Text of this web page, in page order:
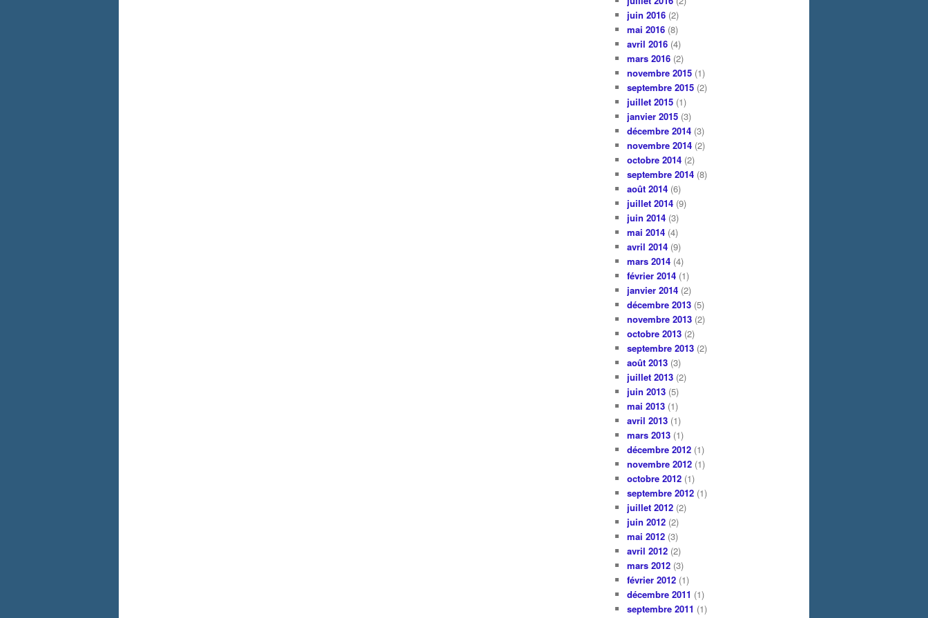
juin 2016 (2)
mai 2016 (8)
avril 2016 (4)
mars 2016 (2)
novembre 2015 (1)
septembre 2015 (2)
juillet 2015 (1)
janvier 2015 (3)
décembre 2014 (3)
novembre 2014 (2)
octobre 2014 (2)
septembre 2014 (8)
août 2014 (6)
juillet 2014 (9)
juin 2014 (3)
mai 2014 (4)
avril 2014 (9)
mars 2014 (4)
février 2014 (1)
janvier 2014 (2)
décembre 2013 (5)
novembre 2013 (2)
octobre 2013 (2)
septembre 2013 (2)
août 2013 (3)
juillet 2013 (2)
juin 2013 (5)
mai 2013 (1)
avril 2013 (1)
mars 2013 (1)
décembre 2012 (1)
novembre 2012 (1)
octobre 2012 (1)
septembre 2012 (1)
juillet 2012 (2)
juin 2012 (2)
mai 2012 (3)
avril 2012 (2)
mars 2012 (3)
février 2012 (1)
décembre 2011 (1)
septembre 2011 (1)